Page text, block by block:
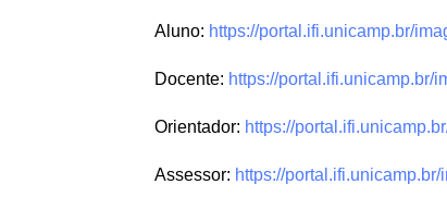
Aluno: https://portal.ifi.unicamp.br/
Docente: https://portal.ifi.unicamp.br/
Orientador: https://
Assessor: https://